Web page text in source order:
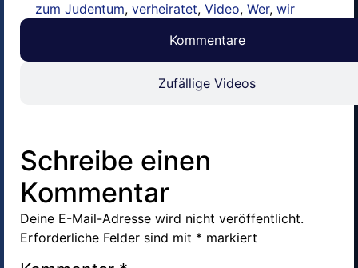
zum Judentum, verheiratet, Video, Wer, wir
Kommentare
Zufällige Videos
Schreibe einen
Kommentar
Deine E-Mail-Adresse wird nicht veröffentlicht.
Erforderliche Felder sind mit * markiert